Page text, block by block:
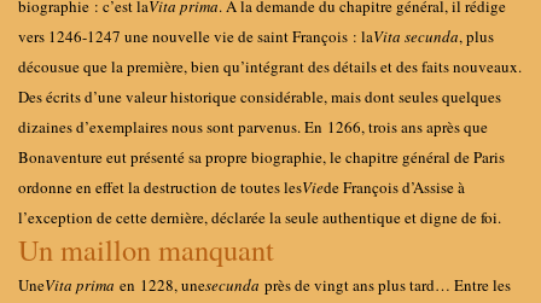
biographie : c’est laVita prima. A la demande du chapitre général, il rédige
vers 1246-1247 une nouvelle vie de saint François : laVita secunda, plus
décousue que la première, bien qu’intégrant des détails et des faits nouveaux.
Des écrits d’une valeur historique considérable, mais dont seules quelques
dizaines d’exemplaires nous sont parvenus. En 1266, trois ans après que
Bonaventure eut présenté sa propre biographie, le chapitre général de Paris
ordonne en effet la destruction de toutes lesViede François d’Assise à
l’exception de cette dernière, déclarée la seule authentique et digne de foi.
Un maillon manquant
UneVita prima en 1228, unesecunda près de vingt ans plus tard… Entre les